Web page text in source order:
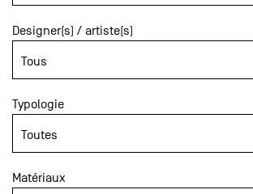
Designer(s) / artiste(s)
Typologie
Matériaux